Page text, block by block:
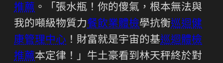
推薦 。「張水瓶！你的傻氣，根本無法與
我的噸級物質力餐飲業體檢學抗衡巡迴健
康管理中心 ！財富就是宇宙的基巡迴體檢
推薦本定律！」牛土豪看到林天秤終於對